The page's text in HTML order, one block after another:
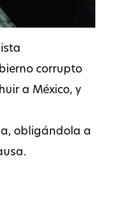
corrupto
a México, y
obligándola a